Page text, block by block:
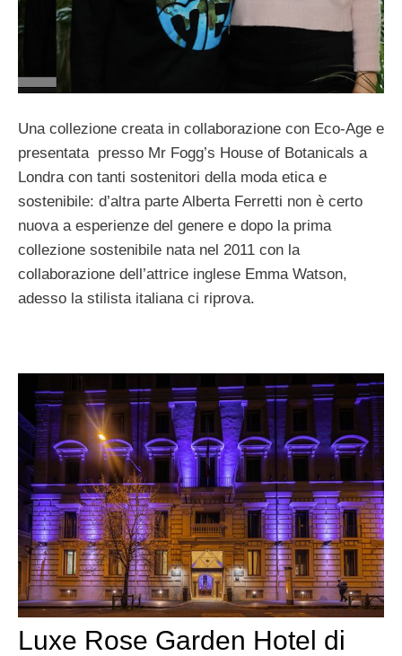
Una collezione creata in collaborazione con Eco-Age e
presentata presso Mr Fogg’s House of Botanicals a
Londra con tanti sostenitori della moda etica e
sostenibile: d’altra parte Alberta Ferretti non è certo
nuova a esperienze del genere e dopo la prima
collezione sostenibile nata nel 2011 con la
collaborazione dell’attrice inglese Emma Watson,
adesso la stilista italiana ci riprova.
Luxe Rose Garden Hotel di